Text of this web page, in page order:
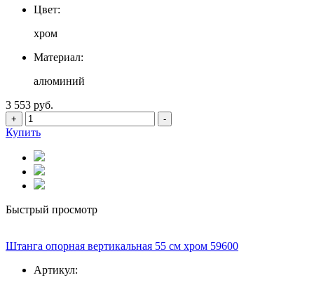
Цвет:
хром
Материал:
алюминий
3 553 руб.
+ -
Купить
Быстрый просмотр
Штанга опорная вертикальная 55 см хром 59600
Артикул: